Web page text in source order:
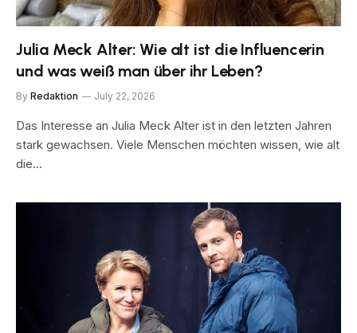
Julia Meck Alter: Wie alt ist die Influencerin
und was weiß man über ihr Leben?
By Redaktion July 22, 2026
Das Interesse an Julia Meck Alter ist in den letzten Jahren
stark gewachsen. Viele Menschen möchten wissen, wie alt
die…